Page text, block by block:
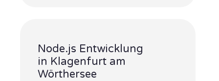
Node.js Entwicklung
in Klagenfurt am
Wörthersee